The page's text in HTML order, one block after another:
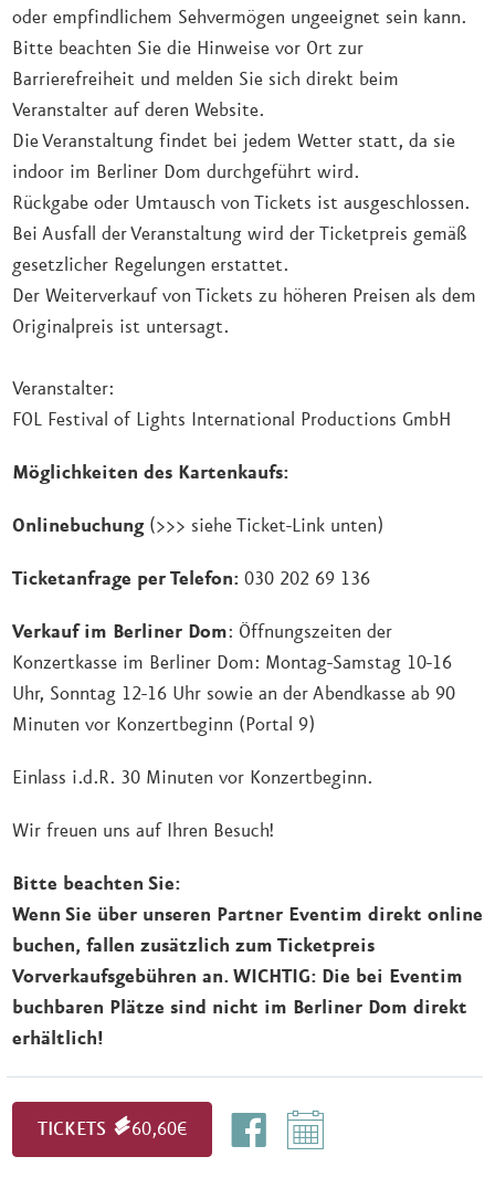
oder empfindlichem Sehvermögen ungeeignet sein kann.
Bitte beachten Sie die Hinweise vor Ort zur
Barrierefreiheit und melden Sie sich direkt beim
Veranstalter auf deren Website.
Die Veranstaltung findet bei jedem Wetter statt, da sie
indoor im Berliner Dom durchgeführt wird.
Rückgabe oder Umtausch von Tickets ist ausgeschlossen.
Bei Ausfall der Veranstaltung wird der Ticketpreis gemäß
gesetzlicher Regelungen erstattet.
Der Weiterverkauf von Tickets zu höheren Preisen als dem
Originalpreis ist untersagt.
Veranstalter:
FOL Festival of Lights International Productions GmbH
Möglichkeiten des Kartenkaufs:
Onlinebuchung (>>> siehe Ticket-Link unten)
Ticketanfrage per Telefon: 030 202 69 136
Verkauf im Berliner Dom: Öffnungszeiten der
Konzertkasse im Berliner Dom: Montag-Samstag 10-16
Uhr, Sonntag 12-16 Uhr sowie an der Abendkasse ab 90
Minuten vor Konzertbeginn (Portal 9)
Einlass i.d.R. 30 Minuten vor Konzertbeginn.
Wir freuen uns auf Ihren Besuch!
Bitte beachten Sie:
Wenn Sie über unseren Partner Eventim direkt online
buchen, fallen zusätzlich zum Ticketpreis
Vorverkaufsgebühren an. WICHTIG: Die bei Eventim
buchbaren Plätze sind nicht im Berliner Dom direkt
erhältlich!
TICKETS 60,60€